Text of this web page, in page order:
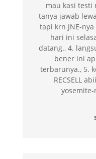
mau kasi
tanya jawab
tapi krn JNE-
hari ini
datang., 4.
bener ini
terbarunya., 5.
RECSELL